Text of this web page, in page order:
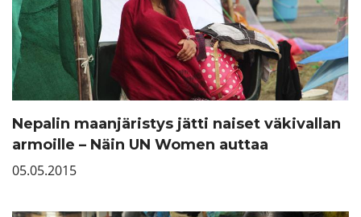
Nepalin maanjäristys jätti naiset väkivallan
armoille – Näin UN Women auttaa
05.05.2015